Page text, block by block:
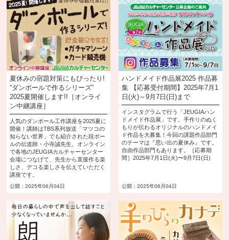
夏休みの宿題対策にもぴったり!
“ダンボールで作るシリーズ“
2025夏開催します!!［オンライ
ン中継講座］
人気のダンボール工作講座を2025夏に
開催！講師はTBS系列放送「マツコの
知らない世界」でも紹介された段ボー
ルの伝道師・小寺誠先生。オンライン
で各地のJEUGIAカルチャーセンター
会場につなげて、先生から直接作る楽
しさ、デコる楽しさを伝えていただく
講座です。
公開：2025年06月04日
ハンドメイド作品展2025 作品募
集 【応募受付期間】2025年7月1
日(火)～9月7日(日)まで
インスタグラムで行う「JEUGIAハン
ドメイド作品展」です。手作りのぬく
もりが伝わるオリジナルのハンドメイ
ド作品を大募集！今回の課題作品部門
のテーマは『思い出の夏休み』です。
自由作品部門もあります。［応募期
間］2025年7月1日(火)〜9月7日(日)
公開：2025年06月04日